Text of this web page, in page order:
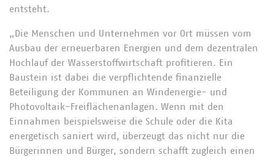
entsteht.
„Die Menschen und Unternehmen vor Ort müssen vom
Ausbau der erneuerbaren Energien und dem dezentralen
Hochlauf der Wasserstoffwirtschaft profitieren. Ein
Baustein ist dabei die verpflichtende finanzielle
Beteiligung der Kommunen an Windenergie- und
Photovoltaik-Freiflächenanlagen. Wenn mit den
Einnahmen beispielsweise die Schule oder die Kita
energetisch saniert wird, überzeugt das nicht nur die
Bürgerinnen und Bürger, sondern schafft zugleich einen